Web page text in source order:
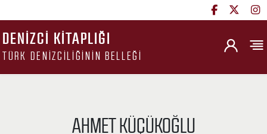
DENIZCI KITAPLIĞI
TÜRK DENIZCILIĞININ BELLEĞI
AHMET KÜÇÜKOĞLU